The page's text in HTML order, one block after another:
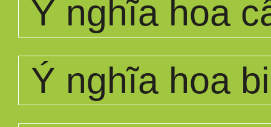
Ý nghĩa hoa
Ý nghĩa hoa bi